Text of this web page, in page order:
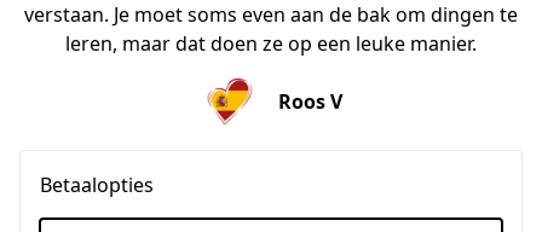
verstaan. Je moet soms even aan de bak om dingen te
leren, maar dat doen ze op een leuke manier.
Roos V
Betaalopties